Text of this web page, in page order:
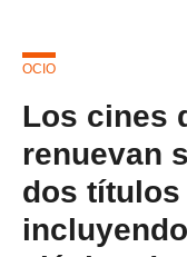
OCIO
Los cines
renuevan
dos